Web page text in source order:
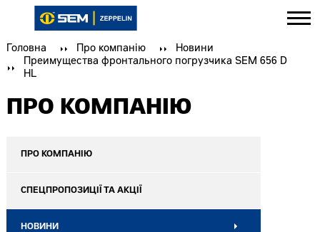
Головна Про компанію
Новини
Преимущества фронтального погрузчика SEM 656 D
HL
ПРО КОМПАНІЮ
ПРО КОМПАНІЮ
СПЕЦПРОПОЗИЦІЇ ТА АКЦІЇ
НОВИНИ